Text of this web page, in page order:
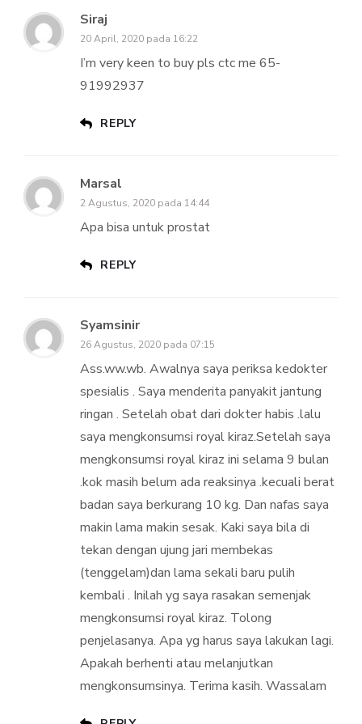
Siraj
20 April, 2020 pada 16:22
I’m very keen to buy pls ctc me 65-
91992937
REPLY
Marsal
2 Agustus, 2020 pada 14:44
Apa bisa untuk prostat
REPLY
Syamsinir
26 Agustus, 2020 pada 07:15
Ass.ww.wb. Awalnya saya periksa kedokter
spesialis . Saya menderita panyakit jantung
ringan . Setelah obat dari dokter habis .lalu
saya mengkonsumsi royal kiraz.Setelah saya
mengkonsumsi royal kiraz ini selama 9 bulan
.kok masih belum ada reaksinya .kecuali berat
badan saya berkurang 10 kg. Dan nafas saya
makin lama makin sesak. Kaki saya bila di
tekan dengan ujung jari membekas
(tenggelam)dan lama sekali baru pulih
kembali . Inilah yg saya rasakan semenjak
mengkonsumsi royal kiraz. Tolong
penjelasanya. Apa yg harus saya lakukan lagi.
Apakah berhenti atau melanjutkan
mengkonsumsinya. Terima kasih. Wassalam